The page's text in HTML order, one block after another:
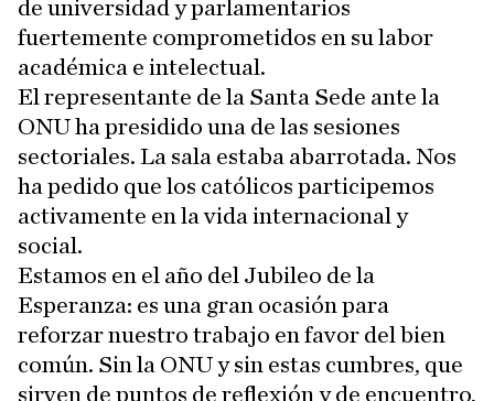
de universidad y parlamentarios
fuertemente comprometidos en su labor
académica e intelectual.
El representante de la Santa Sede ante la
ONU ha presidido una de las sesiones
sectoriales. La sala estaba abarrotada. Nos
ha pedido que los católicos participemos
activamente en la vida internacional y
social.
Estamos en el año del Jubileo de la
Esperanza: es una gran ocasión para
reforzar nuestro trabajo en favor del bien
común. Sin la ONU y sin estas cumbres, que
sirven de puntos de reflexión y de encuentro,